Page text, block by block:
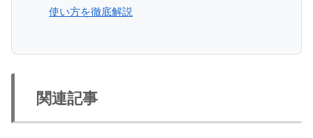
使い方を徹底解説
関連記事